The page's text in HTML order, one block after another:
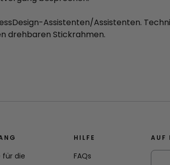
Assistenten/Assistenten.
drehbaren Stickrahmen.
für die
HILFE
FAQs
AUF